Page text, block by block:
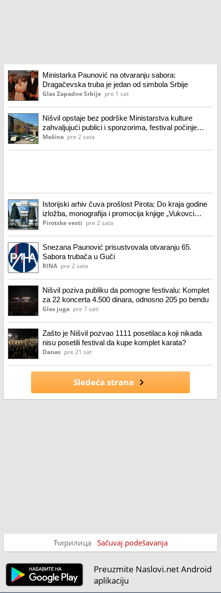
Ministarka Paunović na otvaranju sabora:
Dragačevska truba je jedan od simbola Srbije
Glas Zapadne Srbije pre 1 sat
Nišvil opstaje bez podrške Ministarstva kulture
zahvaljujući publici i sponzorima, festival počinje
sutra
Mašina pre 2 sata
Istorijski arhiv čuva prošlost Pirota: Do kraja godine
izložba, monografija i promocija knjige „Vukovci
Nikole Nikolića“
Pirotske vesti pre 2 sata
Snezana Paunović prisustvovala otvaranju 65.
Sabora trubača u Guči
RINA pre 2 sata
Nišvil poziva publiku da pomogne festivalu: Komplet
za 22 koncerta 4.500 dinara, odnosno 205 po bendu
Glas juga pre 7 sati
Zašto je Nišvil pozvao 1111 posetilaca koji nikada
nisu posetili festival da kupe komplet karata?
Danas pre 21 sat
Sledeća strana
Ћирилица Sačuvaj podešavanja
Preuzmite Naslovi.net Android
aplikaciju